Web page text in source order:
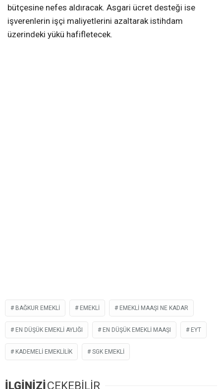
bütçesine nefes aldıracak. Asgari ücret desteği ise
işverenlerin işçi maliyetlerini azaltarak istihdam
üzerindeki yükü hafifletecek.
BAĞKUR EMEKLI EMEKLI EMEKLI MAAŞI NE KADAR
EN DÜŞÜK EMEKLI AYLIĞI EN DÜŞÜK EMEKLI MAAŞI EYT
KADEMELI EMEKLILIK SGK EMEKLI
İLGİNİZİ ÇEKEBİLİR